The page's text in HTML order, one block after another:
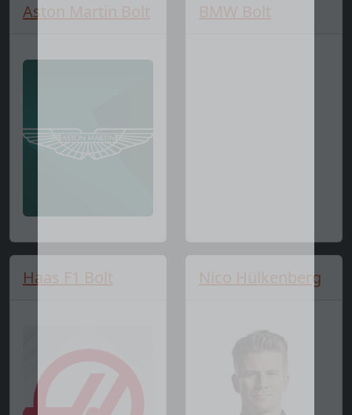
Aston Martin Bolt BMW Bolt
Haas F1 Bolt Nico Hülkenberg